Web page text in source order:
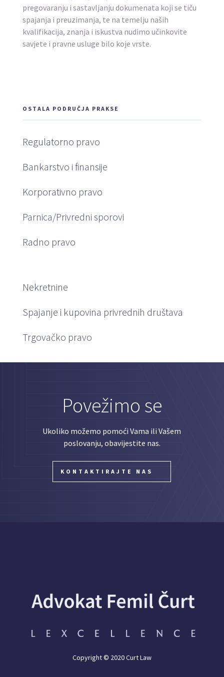
pregovaranju i sastavljanju dokumenata koji se tiču
spajanja i preuzimanja, te na temelju naših
kvalifikacija, znanja i iskustva nudimo učinkovite
savjete i pravne usluge bilo koje vrste.
OSTALA PODRUČJA PRAKSE
Regulatorno pravo
Bankarstvo i finansije
Korporativno pravo
Parnica/Privredni sporovi
Radno pravo
Nekretnine
Spajanje i kupovina privrednih društava
Trgovačko pravo
Povežimo se
Ukoliko možemo pomoći Vama ili Vašem
poslovanju, obavijestite nas.
KONTAKTIRAJTE NAS
Copyright © 2020 Curt Law